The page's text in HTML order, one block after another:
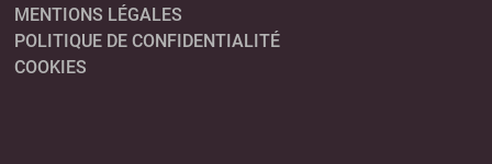
MENTIONS LÉGALES
POLITIQUE DE CONFIDENTIALITÉ
COOKIES